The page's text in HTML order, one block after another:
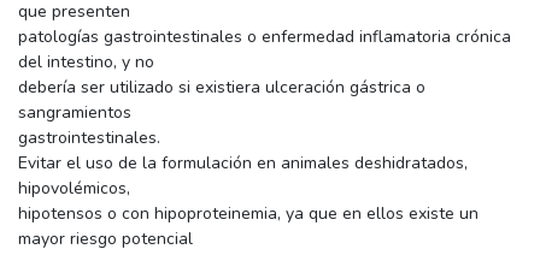
que presenten
patologías gastrointestinales o enfermedad inflamatoria crónica
del intestino, y no
debería ser utilizado si existiera ulceración gástrica o
sangramientos
gastrointestinales.
Evitar el uso de la formulación en animales deshidratados,
hipovolémicos,
hipotensos o con hipoproteinemia, ya que en ellos existe un
mayor riesgo potencial